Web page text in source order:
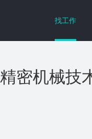
找工作
密机械技